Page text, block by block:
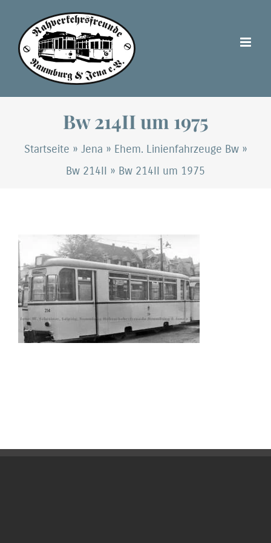
Inhalt
springen
Bw 214II um 1975
Startseite » Jena » Ehem. Linienfahrzeuge Bw»
Bw 214II » Bw 214II um 1975